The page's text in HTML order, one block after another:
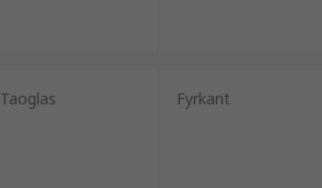
Taoglas Fyrkant